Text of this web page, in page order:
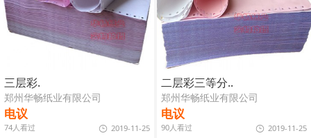
三层彩.
郑州华畅纸业有限公司
电议
74人看过 2019-11-25
二层彩三等分..
郑州华畅纸业有限公司
电议
90人看过 2019-11-25